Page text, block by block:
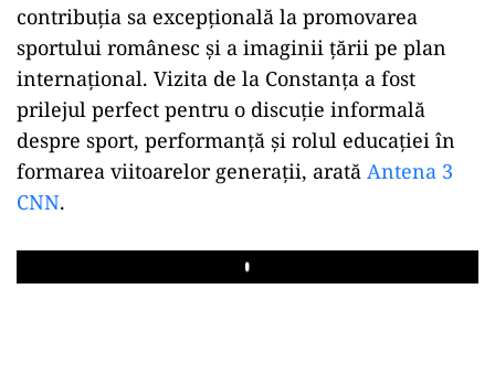
contribuția sa excepțională la promovarea
sportului românesc și a imaginii țării pe plan
internațional. Vizita de la Constanța a fost
prilejul perfect pentru o discuție informală
despre sport, performanță și rolul educației în
formarea viitoarelor generații, arată Antena 3
CNN.
Play